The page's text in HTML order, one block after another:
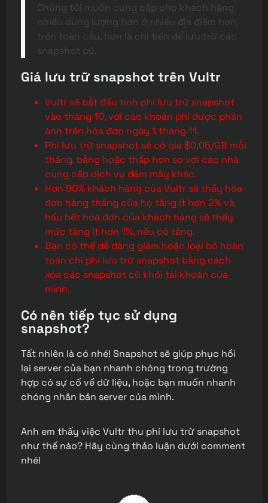
Chúng tôi muốn cung cấp cho khách hàng
nhiều dung lượng hơn ở nhiều địa điểm hơn,
trên toàn cầu, hơn là chi tiền để lưu trữ các
snapshot cũ.
Giá lưu trữ snapshot trên Vultr
Vultr sẽ bắt đầu tính phí lưu trữ snapshot
vào tháng 10, với các khoản phí được phản
ánh trên hóa đơn ngày 1 tháng 11.
Phí lưu trữ snapshot sẽ có giá $0,05/GB mỗi
tháng, bằng hoặc thấp hơn so với các nhà
cung cấp dịch vụ đám mây khác.
Hơn 90% khách hàng của Vultr sẽ thấy hóa
đơn hàng tháng của họ tăng ít hơn 2% và
hầu hết hóa đơn của khách hàng sẽ thấy
mức tăng ít hơn 1%, nếu có tăng.
Bạn có thể dễ dàng giảm hoặc loại bỏ hoàn
toàn chi phí lưu trữ snapshot bằng cách
xóa các snapshot cũ khỏi tài khoản của
mình.
Có nên tiếp tục sử dụng
snapshot?
Tất nhiên là có nhé! Snapshot sẽ giúp phục hồi
lại server của bạn nhanh chóng trong trường
hợp có sự cố về dữ liệu, hoặc bạn muốn nhanh
chóng nhân bản server của mình.
Anh em thấy việc Vultr thu phí lưu trữ snapshot
như thế nào? Hãy cùng thảo luận dưới comment
nhé!